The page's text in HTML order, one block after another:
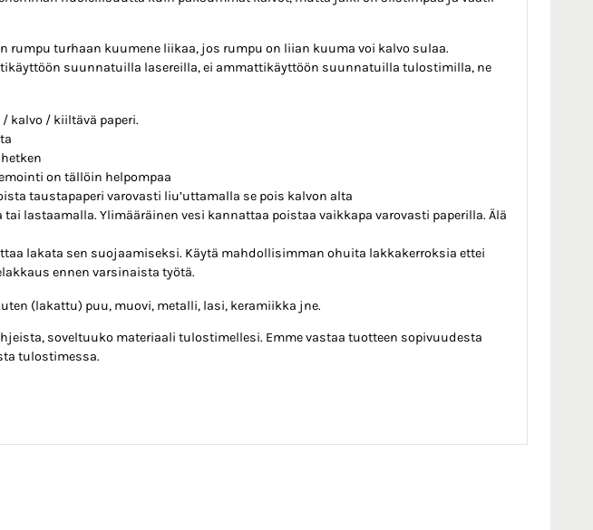
rumpu turhaan kuumene liikaa, jos rumpu on liian kuuma voi kalvo sulaa.
suunnatuilla lasereilla, ei ammattikäyttöön suunnatuilla tulostimilla, ne
kalvo / kiiltävä paperi.
on tällöin helpompaa
taustapaperi varovasti liu’uttamalla se pois kalvon alta
lastaamalla. Ylimääräinen vesi kannattaa poistaa vaikkapa varovasti paperilla. Älä
lakata sen suojaamiseksi. Käytä mahdollisimman ohuita lakkakerroksia ettei
ennen varsinaista työtä.
(lakattu) puu, muovi, metalli, lasi, keramiikka jne.
soveltuuko materiaali tulostimellesi. Emme vastaa tuotteen sopivuudesta
tulostimessa.